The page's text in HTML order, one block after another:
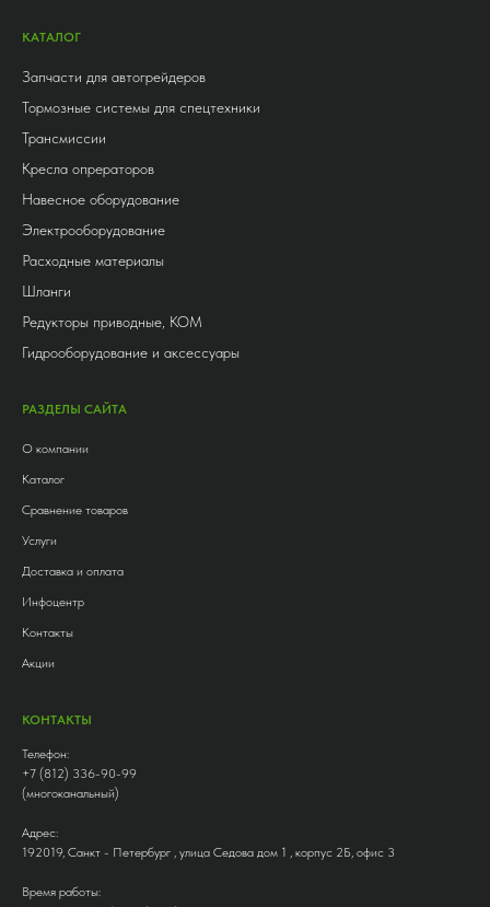
КАТАЛОГ
Запчасти для автогрейдеров
Тормозные системы для спецтехники
Трансмиссии
Кресла опрераторов
Навесное оборудование
Электрооборудование
Расходные материалы
Шланги
Редукторы приводные, КОМ
Гидрооборудование и аксессуары
РАЗДЕЛЫ САЙТА
О компании
Каталог
Сравнение товаров
Услуги
Доставка и оплата
Инфоцентр
Контакты
Акции
КОНТАКТЫ
Телефон:
+7 (812) 336-90-99
(многоканальный)
Адрес:
192019, Санкт - Петербург , улица Седова дом 1 , корпус 2Б, офис 3
Время работы: